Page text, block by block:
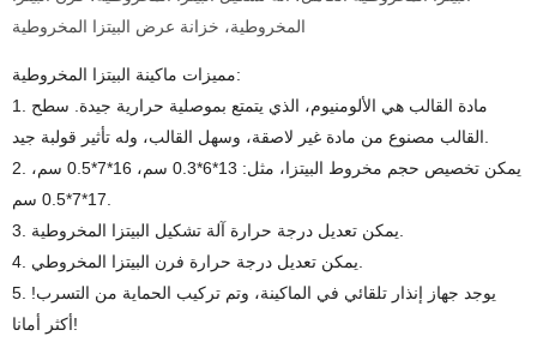
المخروطية، خزانة عرض البيتزا المخروطية
مميزات ماكينة البيتزا المخروطية:
1. مادة القالب هي الألومنيوم، الذي يتمتع بموصلية حرارية جيدة. سطح
2. يمكن تخصيص حجم مخروط البيتزا، مثل: 13*6*0.3 سم، 16*7*0.5 سم،
5. يوجد جهاز إنذار تلقائي في الماكينة، وتم تركيب الحماية من التسرب!
أكثر أمانا!